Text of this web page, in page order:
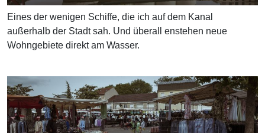
Eines der wenigen Schiffe, die ich auf dem Kanal
außerhalb der Stadt sah. Und überall enstehen neue
Wohngebiete direkt am Wasser.